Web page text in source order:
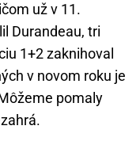
už v 11.
Durandeau, tri
1+2 zaknihoval
v novom roku je
pomaly